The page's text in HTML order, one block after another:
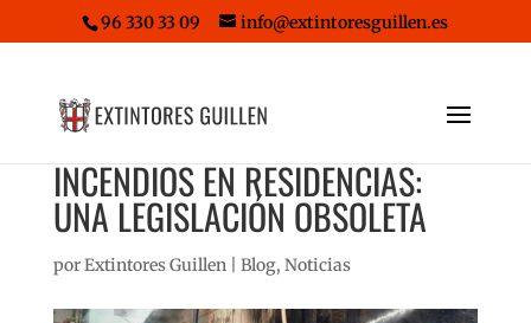
96 330 33 09 info@extintoresguillen.es
INCENDIOS EN RESIDENCIAS:
UNA LEGISLACIÓN OBSOLETA
porExtintores Guillen| Blog, Noticias